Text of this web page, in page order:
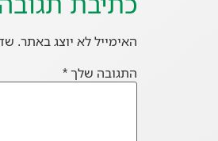
האימייל לא יוצג באתר.
התגובה שלך*